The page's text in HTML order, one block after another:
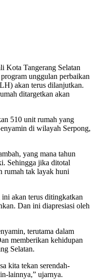
Kota Tangerang Selatan
unggulan perbaikan
akan terus dilanjutkan.
ditargetkan akan
510 unit rumah yang
di wilayah Serpong,
yang mana tahun
Sehingga jika ditotal
rumah tak layak huni
akan terus ditingkatkan
Dan ini diapresiasi oleh
terutama dalam
memberikan kehidupan
Selatan.
kita tekan serendah-
lainnya,” ujarnya.